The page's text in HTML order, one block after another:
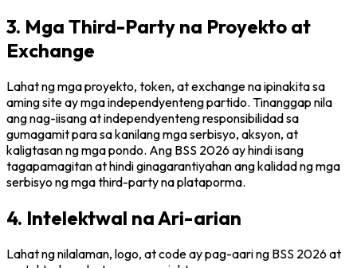
3. Mga Third-Party na Proyekto at
Exchange
Lahat ng mga proyekto, token, at exchange na ipinakita sa
aming site ay mga independyenteng partido. Tinanggap nila
ang nag-iisang at independyenteng responsibilidad sa
gumagamit para sa kanilang mga serbisyo, aksyon, at
kaligtasan ng mga pondo. Ang BSS 2026 ay hindi isang
tagapamagitan at hindi ginagarantiyahan ang kalidad ng mga
serbisyo ng mga third-party na plataporma.
4. Intelektwal na Ari-arian
Lahat ng nilalaman, logo, at code ay pag-aari ng BSS 2026 at